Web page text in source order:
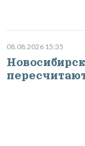
08.08.2026 15:35